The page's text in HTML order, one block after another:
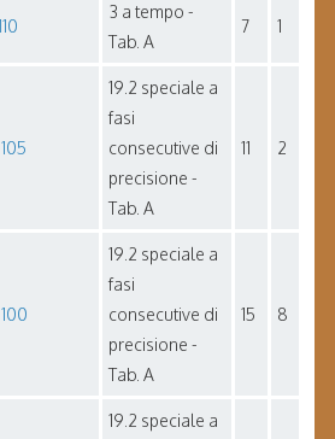
3 a tempo -
Tab. A
7 1
19.2 speciale a
fasi
consecutive di
precisione -
Tab. A
11 2
19.2 speciale a
fasi
consecutive di
precisione -
Tab. A
15 8
19.2 speciale a